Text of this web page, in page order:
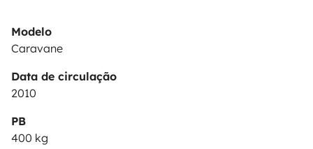
Modelo
Caravane
Data de circulação
2010
PB
400 kg